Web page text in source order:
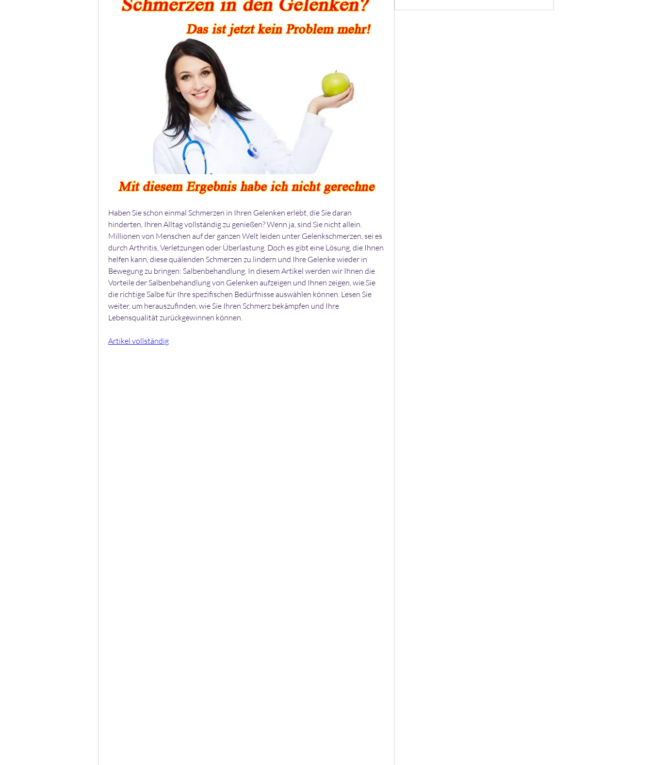
Haben Sie schon einmal Schmerzen in Ihren Gelenken erlebt, die Sie daran
hinderten, Ihren Alltag vollständig zu genießen? Wenn ja, sind Sie nicht allein.
Millionen von Menschen auf der ganzen Welt leiden unter Gelenkschmerzen, sei es
durch Arthritis, Verletzungen oder Überlastung. Doch es gibt eine Lösung, die Ihnen
helfen kann, diese quälenden Schmerzen zu lindern und Ihre Gelenke wieder in
Bewegung zu bringen: Salbenbehandlung. In diesem Artikel werden wir Ihnen die
Vorteile der Salbenbehandlung von Gelenken aufzeigen und Ihnen zeigen, wie Sie
die richtige Salbe für Ihre spezifischen Bedürfnisse auswählen können. Lesen Sie
weiter, um herauszufinden, wie Sie Ihren Schmerz bekämpfen und Ihre
Lebensqualität zurückgewinnen können.
Artikel vollständig